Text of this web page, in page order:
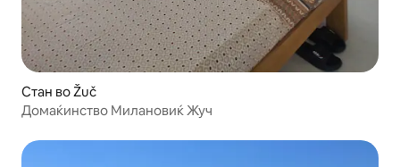
Стан во Žuč
Домаќинство Милановиќ Жуч